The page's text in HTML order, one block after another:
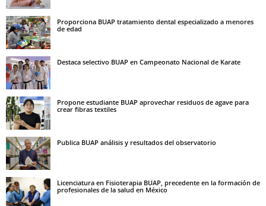
Proporciona BUAP tratamiento dental especializado a menores
de edad
Destaca selectivo BUAP en Campeonato Nacional de Karate
Propone estudiante BUAP aprovechar residuos de agave para
crear fibras textiles
Publica BUAP análisis y resultados del observatorio
Licenciatura en Fisioterapia BUAP, precedente en la formación de
profesionales de la salud en México